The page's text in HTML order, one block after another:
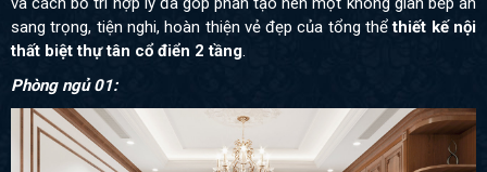
sang trọng, tiện nghi, hoàn thiện vẻ đẹp của tổng thểthiết kế nội
thất biệt thự tân cổ điển 2 tầng.
Phòng ngủ 01: